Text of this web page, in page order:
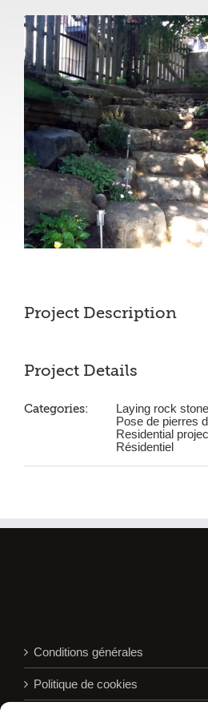
View
Larger
Image
Project Description
Project Details
Categories:
Laying rock
Pose de pierres
Residential
Résidentiel
Conditions générales
Politique de cookies